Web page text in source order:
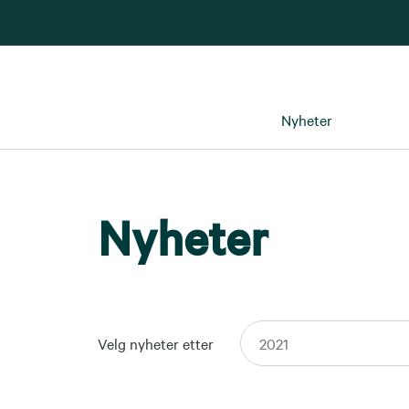
Nyheter
Nyheter
Velg nyheter etter